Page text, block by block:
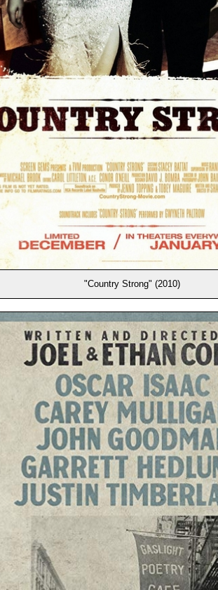
"Country Strong" (2010)